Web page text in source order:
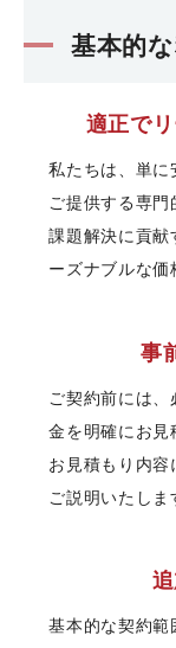
基本的
適正で
私たちは、単に
ご提供する専
課題解決に貢献
ーズナブルな価
事
ご契約前には
金を明確にお見
お見積もり内容
ご説明いたしま
基本的な契約範